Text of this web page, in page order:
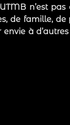
n’est pas
de famille,
à